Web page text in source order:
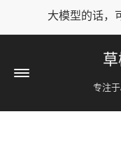
大模型的话，
专注